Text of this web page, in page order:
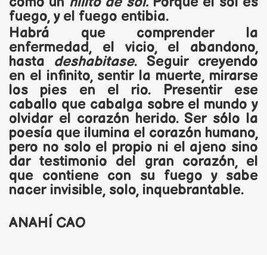
fuego, y el fuego entibia.
Habrá que comprender la
enfermedad, el vicio, el abandono,
hasta deshabitase. Seguir creyendo
en el infinito, sentir la muerte, mirarse
los pies en el rio. Presentir ese
caballo que cabalga sobre el mundo y
olvidar el corazón herido. Ser sólo la
poesía que ilumina el corazón humano,
pero no solo el propio ni el ajeno sino
dar testimonio del gran corazón, el
que contiene con su fuego y sabe
nacer invisible, solo, inquebrantable.
ANAHÍ CAO